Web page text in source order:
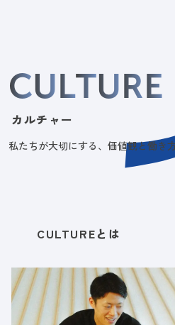
CULTURE
カルチャー
私たちが大切にする、価値観と働き方
CULTUREとは